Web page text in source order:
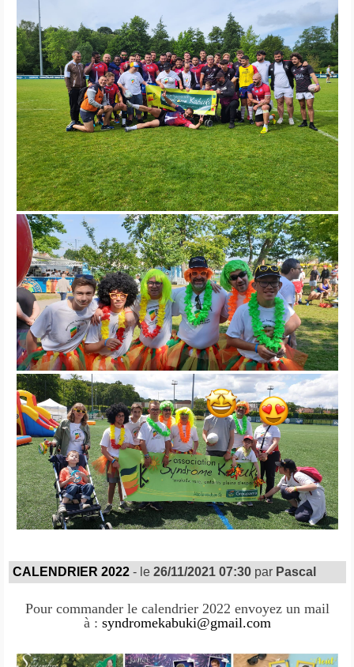
CALENDRIER 2022 - le 26/11/2021 07:30par Pascal
Pour commander le calendrier 2022 envoyez un mail
à : syndromekabuki@gmail.com